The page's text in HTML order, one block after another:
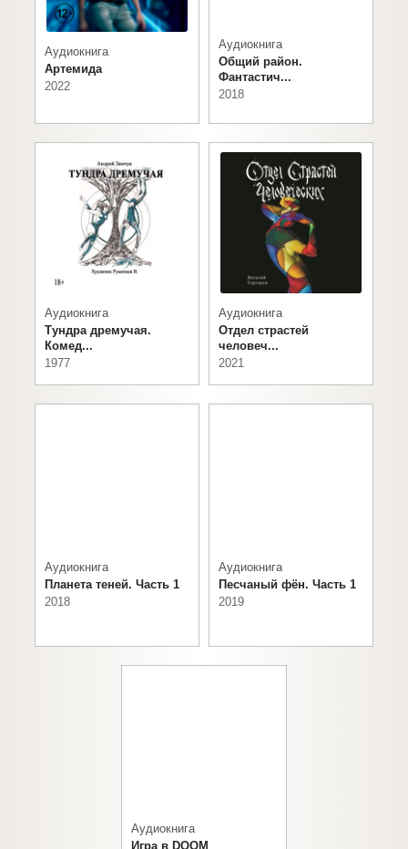
Аудиокнига
Артемида
2022
Аудиокнига
Общий район.
Фантастич...
2018
Аудиокнига
Тундра дремучая.
Комед...
1977
Аудиокнига
Отдел страстей
человеч...
2021
Аудиокнига
Планета теней. Часть 1
2018
Аудиокнига
Песчаный фён. Часть 1
2019
Аудиокнига
Игра в DOOM